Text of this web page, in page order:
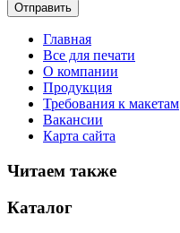
Главная
Все для печати
О компании
Продукция
Требования к макетам
Вакансии
Карта сайта
Читаем также
Каталог